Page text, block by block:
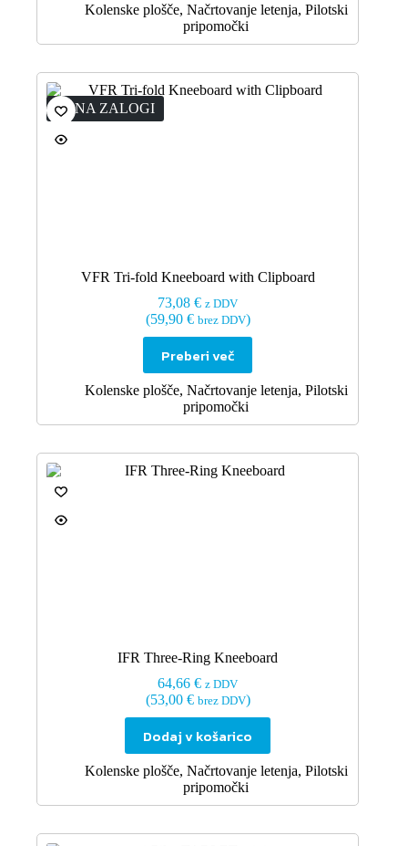
Kolenske plošče, Načrtovanje letenja, Pilotski
pripomočki
NI NA ZALOGI
VFR Tri-fold Kneeboard with Clipboard
73,08€ z DDV
(59,90 € brez DDV)
Preberi več
Kolenske plošče, Načrtovanje letenja, Pilotski
pripomočki
IFR Three-Ring Kneeboard
64,66€ z DDV
(53,00 € brez DDV)
Dodaj v košarico
Kolenske plošče, Načrtovanje letenja, Pilotski
pripomočki